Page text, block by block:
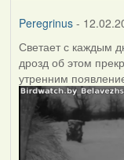
Peregrinus-
Светает с каждым
дрозд об этом
утренним